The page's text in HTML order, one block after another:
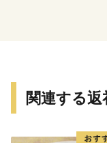
び廃屋の撤去を
景観行政団体と
関連する